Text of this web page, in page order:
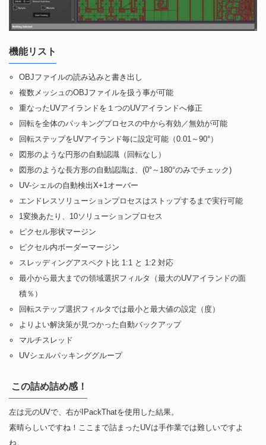
機能リスト
OBJファイルの読み込みと書き出し
複数メッシュのOBJファイルを扱う事が可能
重なったUVアイランドを１つのUVアイランドへ修正
回転を全体のパッキングプロセスの中から有効／無効が可能
回転ステップをUVアイランド毎に設定可能（0.01～90°）
図形のような円形の自動認識（回転なし）
図形のような長方形の自動認識は、(0°～180°のみでチェック)
UV-シェルの自動検出X+1オーバー
エンドレスソリューションプロセスはストップするまで実行可能
1変換あたり、10ソリューションプロセス
ピクセル形状マージン
ピクセル内ボーダーマージン
スレッディングアスペクト比 1:1 と 1:2 対応
最小から最大までの領域選択フィルタ（最大のUVアイランドの面
積％）
回転ステップ選択フィルタでは最小と最大値の設定（度）
よりよい解決策が見つかった自動バックアップ
マルチスレッド
UVシェルパッキンググループ
この詰め詰め感！
左は元のUVで、右がIPackThatを使用した結果。
素晴らしいですね！ここまで詰まったUVは手作業では難しいですよ
ね。